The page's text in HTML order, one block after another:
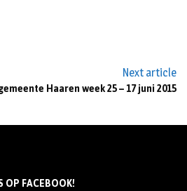
Next article
Haaren week 25 – 17 juni 2015
OP FACEBOOK!